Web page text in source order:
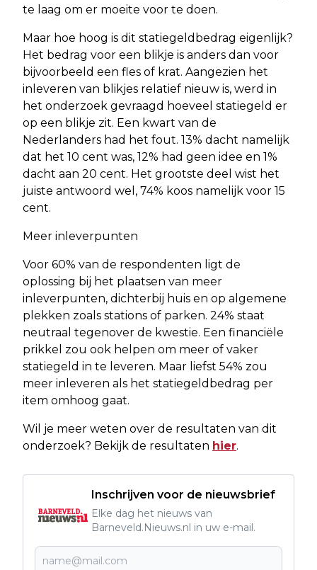
te laag om er moeite voor te doen.
Maar hoe hoog is dit statiegeldbedrag eigenlijk?
Het bedrag voor een blikje is anders dan voor
bijvoorbeeld een fles of krat. Aangezien het
inleveren van blikjes relatief nieuw is, werd in
het onderzoek gevraagd hoeveel statiegeld er
op een blikje zit. Een kwart van de
Nederlanders had het fout. 13% dacht namelijk
dat het 10 cent was, 12% had geen idee en 1%
dacht aan 20 cent. Het grootste deel wist het
juiste antwoord wel, 74% koos namelijk voor 15
cent.
Meer inleverpunten
Voor 60% van de respondenten ligt de
oplossing bij het plaatsen van meer
inleverpunten, dichterbij huis en op algemene
plekken zoals stations of parken. 24% staat
neutraal tegenover de kwestie. Een financiële
prikkel zou ook helpen om meer of vaker
statiegeld in te leveren. Maar liefst 54% zou
meer inleveren als het statiegeldbedrag per
item omhoog gaat.
Wil je meer weten over de resultaten van dit
onderzoek? Bekijk de resultaten hier.
Inschrijven voor de nieuwsbrief
Elke dag het nieuws van
Barneveld.Nieuws.nl in uw e-mail.